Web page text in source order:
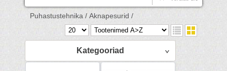
Puhastustehnika / Aknapesurid /
Kategooriad